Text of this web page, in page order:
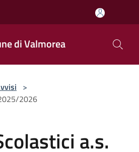
di Valmorea
>
2026
a.s.